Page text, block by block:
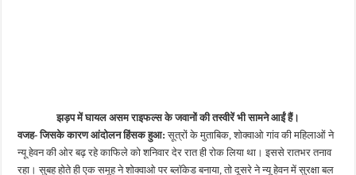
झड़प में घायल असम राइफल्स के जवानों की तस्वीरें भी सामने आईं हैं।
वजह- जिसके कारण आंदोलन हिंसक हुआ:सूत्रों के मुताबिक, शोक्वाओ गांव की महिलाओं ने
न्यू हेवन की ओर बढ़ रहे काफिले को शनिवार देर रात ही रोक लिया था। इससे रातभर तनाव
रहा। सुबह होते ही एक समूह ने शोक्वाओ पर ब्लॉकेड बनाया, तो दूसरे ने न्यू हेवन में सुरक्षा बल